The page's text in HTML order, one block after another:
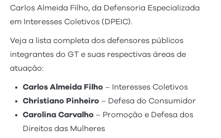
Carlos Almeida Filho, da Defensoria Especializada
em Interesses Coletivos (DPEIC).
Veja a lista completa dos defensores públicos
integrantes do GT e suas respectivas áreas de
atuação:
Carlos Almeida Filho– Interesses Coletivos
Christiano Pinheiro– Defesa do Consumidor
Carolina Carvalho– Promoção e Defesa dos
Direitos das Mulheres